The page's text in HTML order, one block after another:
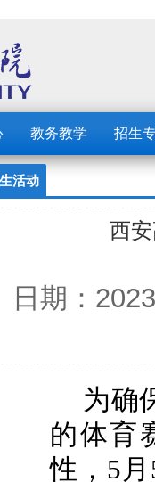
教务教学 招生
活动
西
日期：
为确
的体育
性，5